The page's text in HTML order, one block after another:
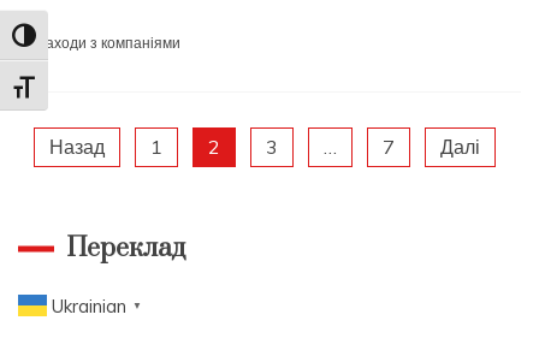
Toggle High Contrast
Toggle Font size
Заходи з компаніями
Пагінація
записів
Назад 1 2 3 … 7 Далі
Переклад
Ukrainian ▼